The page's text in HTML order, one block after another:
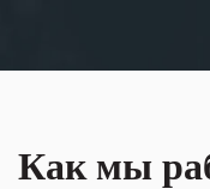
Как мы